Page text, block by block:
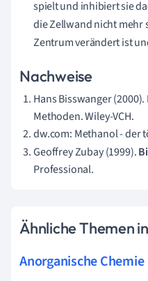
spielt und inhibiert sie
die Zellwand nicht mehr
Zentrum verändert ist
Nachweise
Hans Bisswanger
Methoden. Wiley-VCH.
dw.com: Methanol - der
Geoffrey Zubay (1999).
Professional.
Ähnliche Themen
Anorganische Chemie